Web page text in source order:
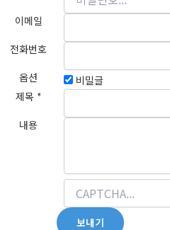
이메일
전화번호
옵션
비밀글
제목 *
내용
보내기